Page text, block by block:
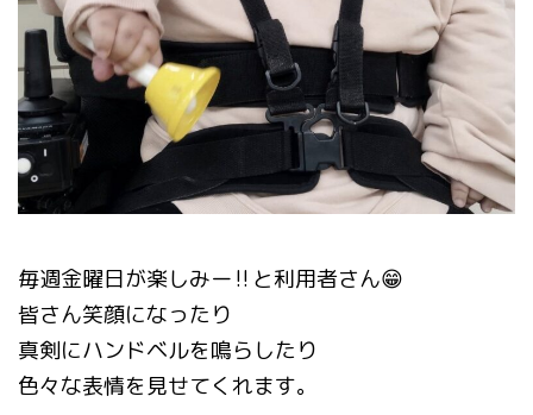
毎週金曜日が楽しみー‼️と利用者さん😁
皆さん笑顔になったり
真剣にハンドベルを鳴らしたり
色々な表情を見せてくれます。